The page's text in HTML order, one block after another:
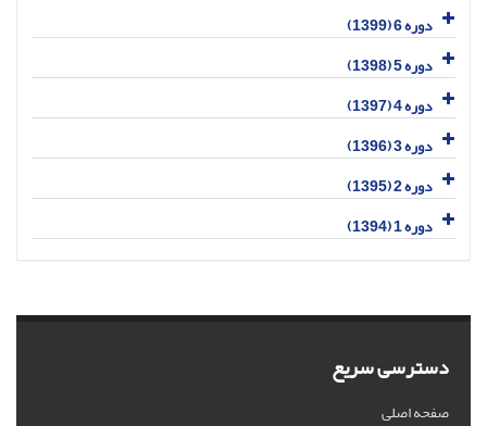
دوره 6 (1399)
دوره 5 (1398)
دوره 4 (1397)
دوره 3 (1396)
دوره 2 (1395)
دوره 1 (1394)
دسترسی سریع
صفحه اصلی